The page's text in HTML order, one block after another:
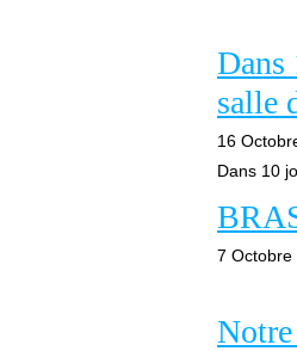
Dans
salle
16
Dans 10
7 Octobre